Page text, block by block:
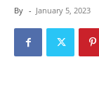
By - January 5, 2023